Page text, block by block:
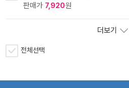
판매가 7,920원
더보기
전체선택